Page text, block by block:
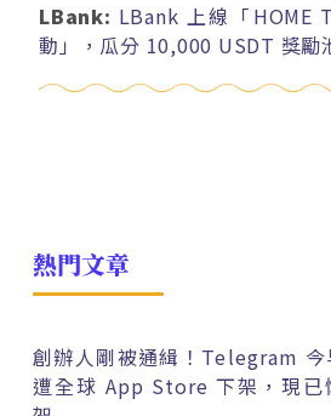
LBank: LBank 上線「HOME
動」，瓜分 10,000 USDT 獎勵
熱門文章
創辦人剛被通緝！Telegram 今
遭全球 App Store 下架，現已